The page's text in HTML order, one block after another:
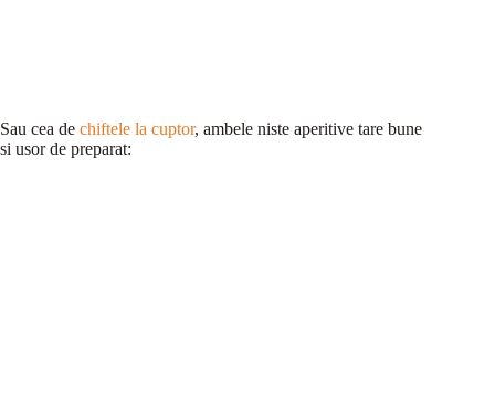
Sau cea de chiftele la cuptor, ambele niste aperitive tare bune
si usor de preparat: